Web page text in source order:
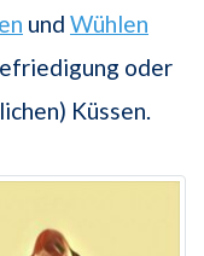
und Wühlen
oder
Küssen.